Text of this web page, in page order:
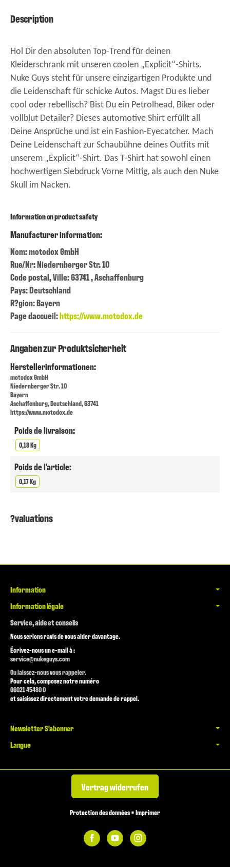
Description
Hol Dir den absoluten Top-Trend für deinen
Kleiderschrank mit unseren coolen „Explicit“-Shirts.
Nuke Guys steht für unsere einzigartigen Produkte und
die Leidenschaft für schicke Autos. Magst Du es lieber
cool oder rebellisch? Bist Du ein Petrolhead, Biker oder
vollblut Detailer? Dieses automotive Shirt erfüllt all
Deine Ansprüche und ist ein Fashion-Eyecatcher. Mach
Deine Leidenschaft zur Schaubühne deines Outfits mit
unserem „Explicit“-Shirt. Das T-Shirt hat sowohl einen
hochwertigen Siebdruck Vorne Mittig, als auch den Nuke
Skull im Nacken.
Information on product safety
Manufacturer information:
Nom: motodox GmbH
Rue/Nr: Niedernberger Str. 10
Code postal, Ville: 63741 , Aschaffenburg
Pays: Deutschland
R?gion: Bayern
Page daccueil:https://www.motodox.de
Angaben zur Produktsicherheit
Herstellerinformationen:
motodox GmbH
Niedernberger Str. 10
Bayern
Aschaffenburg, Deutschland, 63741
https://www.motodox.de
Poids de livraison:
0,18 Kg
Poids de l'article:
0,17 Kg
?valuations
Information
Information légale
Service, aide et conseils
Nous serions ravis de vous aider davantage.
Écrivez-nous un e-mail à :
service@nukeguys.com
Ou laissez-nous vous rappeler.
Pour cela, composez notre numéro
06021 45480 0
et saisissez directement votre demande de rappel.
Newsletter S'abonner
Langue
Vertrag widerrufen
Protection des données•Imprimer